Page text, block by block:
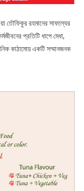
তৌফিকুর রহমানের সাফল্যের
প্রতিটি ধাপে মেধা,
কাঠামোয় একটি সম্মানজনক